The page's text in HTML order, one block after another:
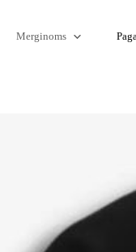
Merginoms